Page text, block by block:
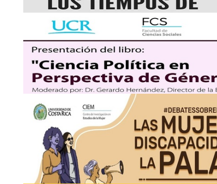
Canal de You Tube DEDUN: http://www.youtube.com/c/
Miércoles 03 de noviembre, 10:00 a. m. (Costa Rica) / 11:00
2511-4775
vjepia.efd @ucr
NOV
Celebración: Acto de conmemoración del
Dr. Alfonso …
Facebook @UniversidadCostaRica Youtube: /
Miércoles 3 de noviembre, 10:00 a. m.
2227-0012
NOV
Mesa Redonda: El suicidio en los tiempos de la
Plataforma Zoom/ https://udecr.zoom.us/j/81484359030
Miércoles 03 de noviembre, 1:00 p. m.